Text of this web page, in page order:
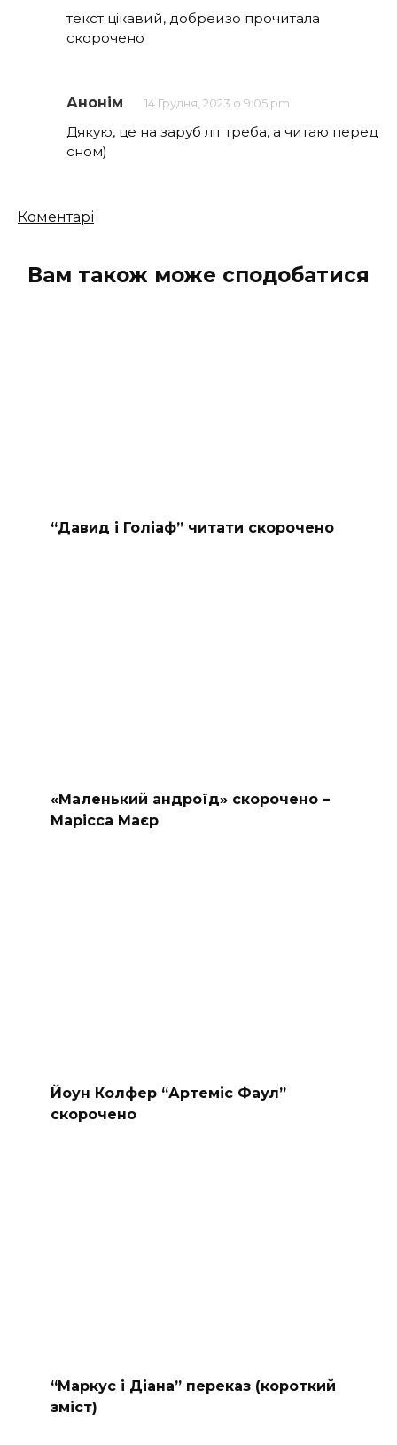
текст цікавий, добреизо прочитала
скорочено
Анонім 14 Грудня, 2023 о 9:05 pm
Дякую, це на заруб літ треба, а читаю перед
сном)
Кількість
Коментарі
Вам також може сподобатися
“Давид і Голіаф” читати скорочено
«Маленький андроїд» скорочено –
Марісса Маєр
Йоун Колфер “Артеміс Фаул”
скорочено
“Маркус і Діана” переказ (короткий
зміст)